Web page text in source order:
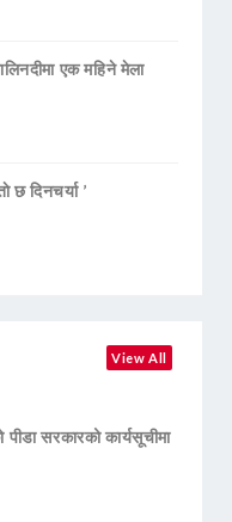
एक महिने मेला
छ दिनचर्या ’
View All
पीडा सरकारको कार्यसूचीमा